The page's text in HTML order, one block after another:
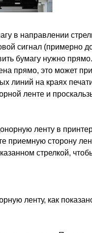
в направлении
сигнал (примерно
бумагу нужно
прямо, это может
линий на краях
ленте и
ленту в
приемную сторону
стрелкой,
ленту, как